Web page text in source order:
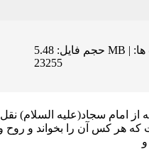
حجم فایل: 5.48 MB | دریافت ها:
23255
از امام سجاد(علیه السلام)
که هر کس آن را بخواند و روح